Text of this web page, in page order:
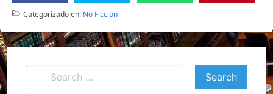
Categorizado en: No Ficción